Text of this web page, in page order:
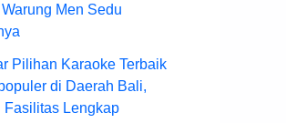
Men Sedu
Pilihan Karaoke Terbaik
di Daerah Bali,
Fasilitas Lengkap